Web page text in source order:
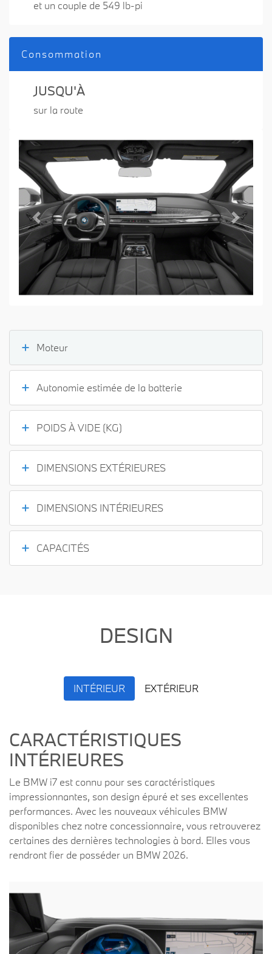
et un couple de 549 lb-pi
Consommation
JUSQU'À
sur la route
Previous Next
Moteur
Autonomie estimée de la batterie
POIDS À VIDE (KG)
DIMENSIONS EXTÉRIEURES
DIMENSIONS INTÉRIEURES
CAPACITÉS
DESIGN
INTÉRIEUR EXTÉRIEUR
CARACTÉRISTIQUES
INTÉRIEURES
Le BMW i7 est connu pour ses caractéristiques
impressionnantes, son design épuré et ses excellentes
performances. Avec les nouveaux véhicules BMW
disponibles chez notre concessionnaire, vous retrouverez
certaines des dernières technologies à bord. Elles vous
rendront fier de posséder un BMW 2026.